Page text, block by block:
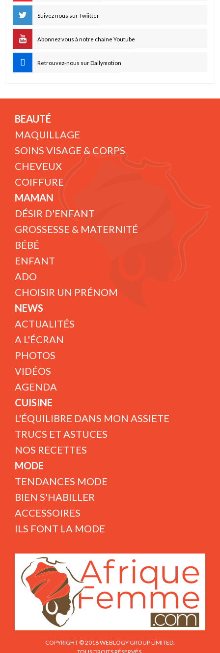
Suivez nous sur Twiitter
Abonnez vous à notre chaine Youtube
Retrouvez-nous sur Dailymotion
BEAUTÉ
MAQUILLAGE
SOINS VISAGE & CORPS
CHEVEUX
COIFFURE
MAMAN
DÉSIR D'ENFANT
GROSSESSE & MATERNITÉ
BÉBÉ
ENFANT
ADO
CHOISIR UN PRÉNOM
NEWS
ACTUALITÉS
A L'ÉCRAN
PHOTOS
VIDÉOS
AGENDA
CUISINE
L'ÉQUILIBRE DANS MON ASSIETE
TRUCS ET ASTUCES
NOS RECETTES
MODE
TENDANCES MODE
BIEN S'HABILLER
ACCESSOIRES
ILS FONT LA MODE
COPYRIGHT © 2018 WEBLOGY GROUP LIMITED.